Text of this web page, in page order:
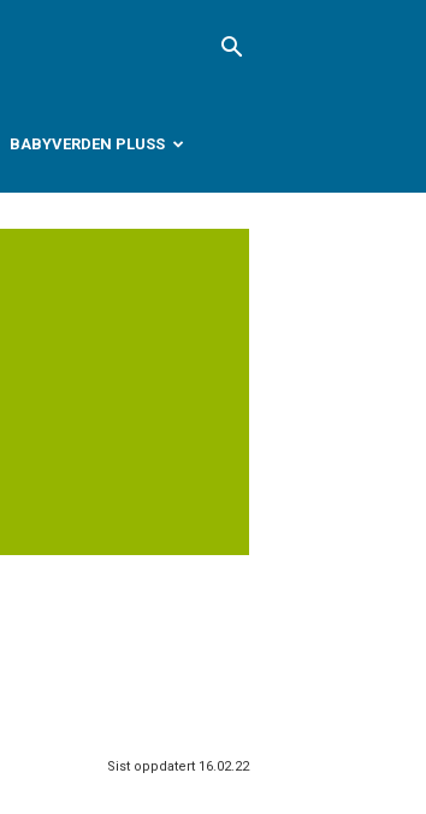
BABYVERDEN PLUSS
Sist oppdatert 16.02.22